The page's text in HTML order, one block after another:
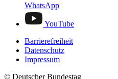
WhatsApp
YouTube
Barrierefreiheit
Datenschutz
Impressum
© Deutscher Bundestag